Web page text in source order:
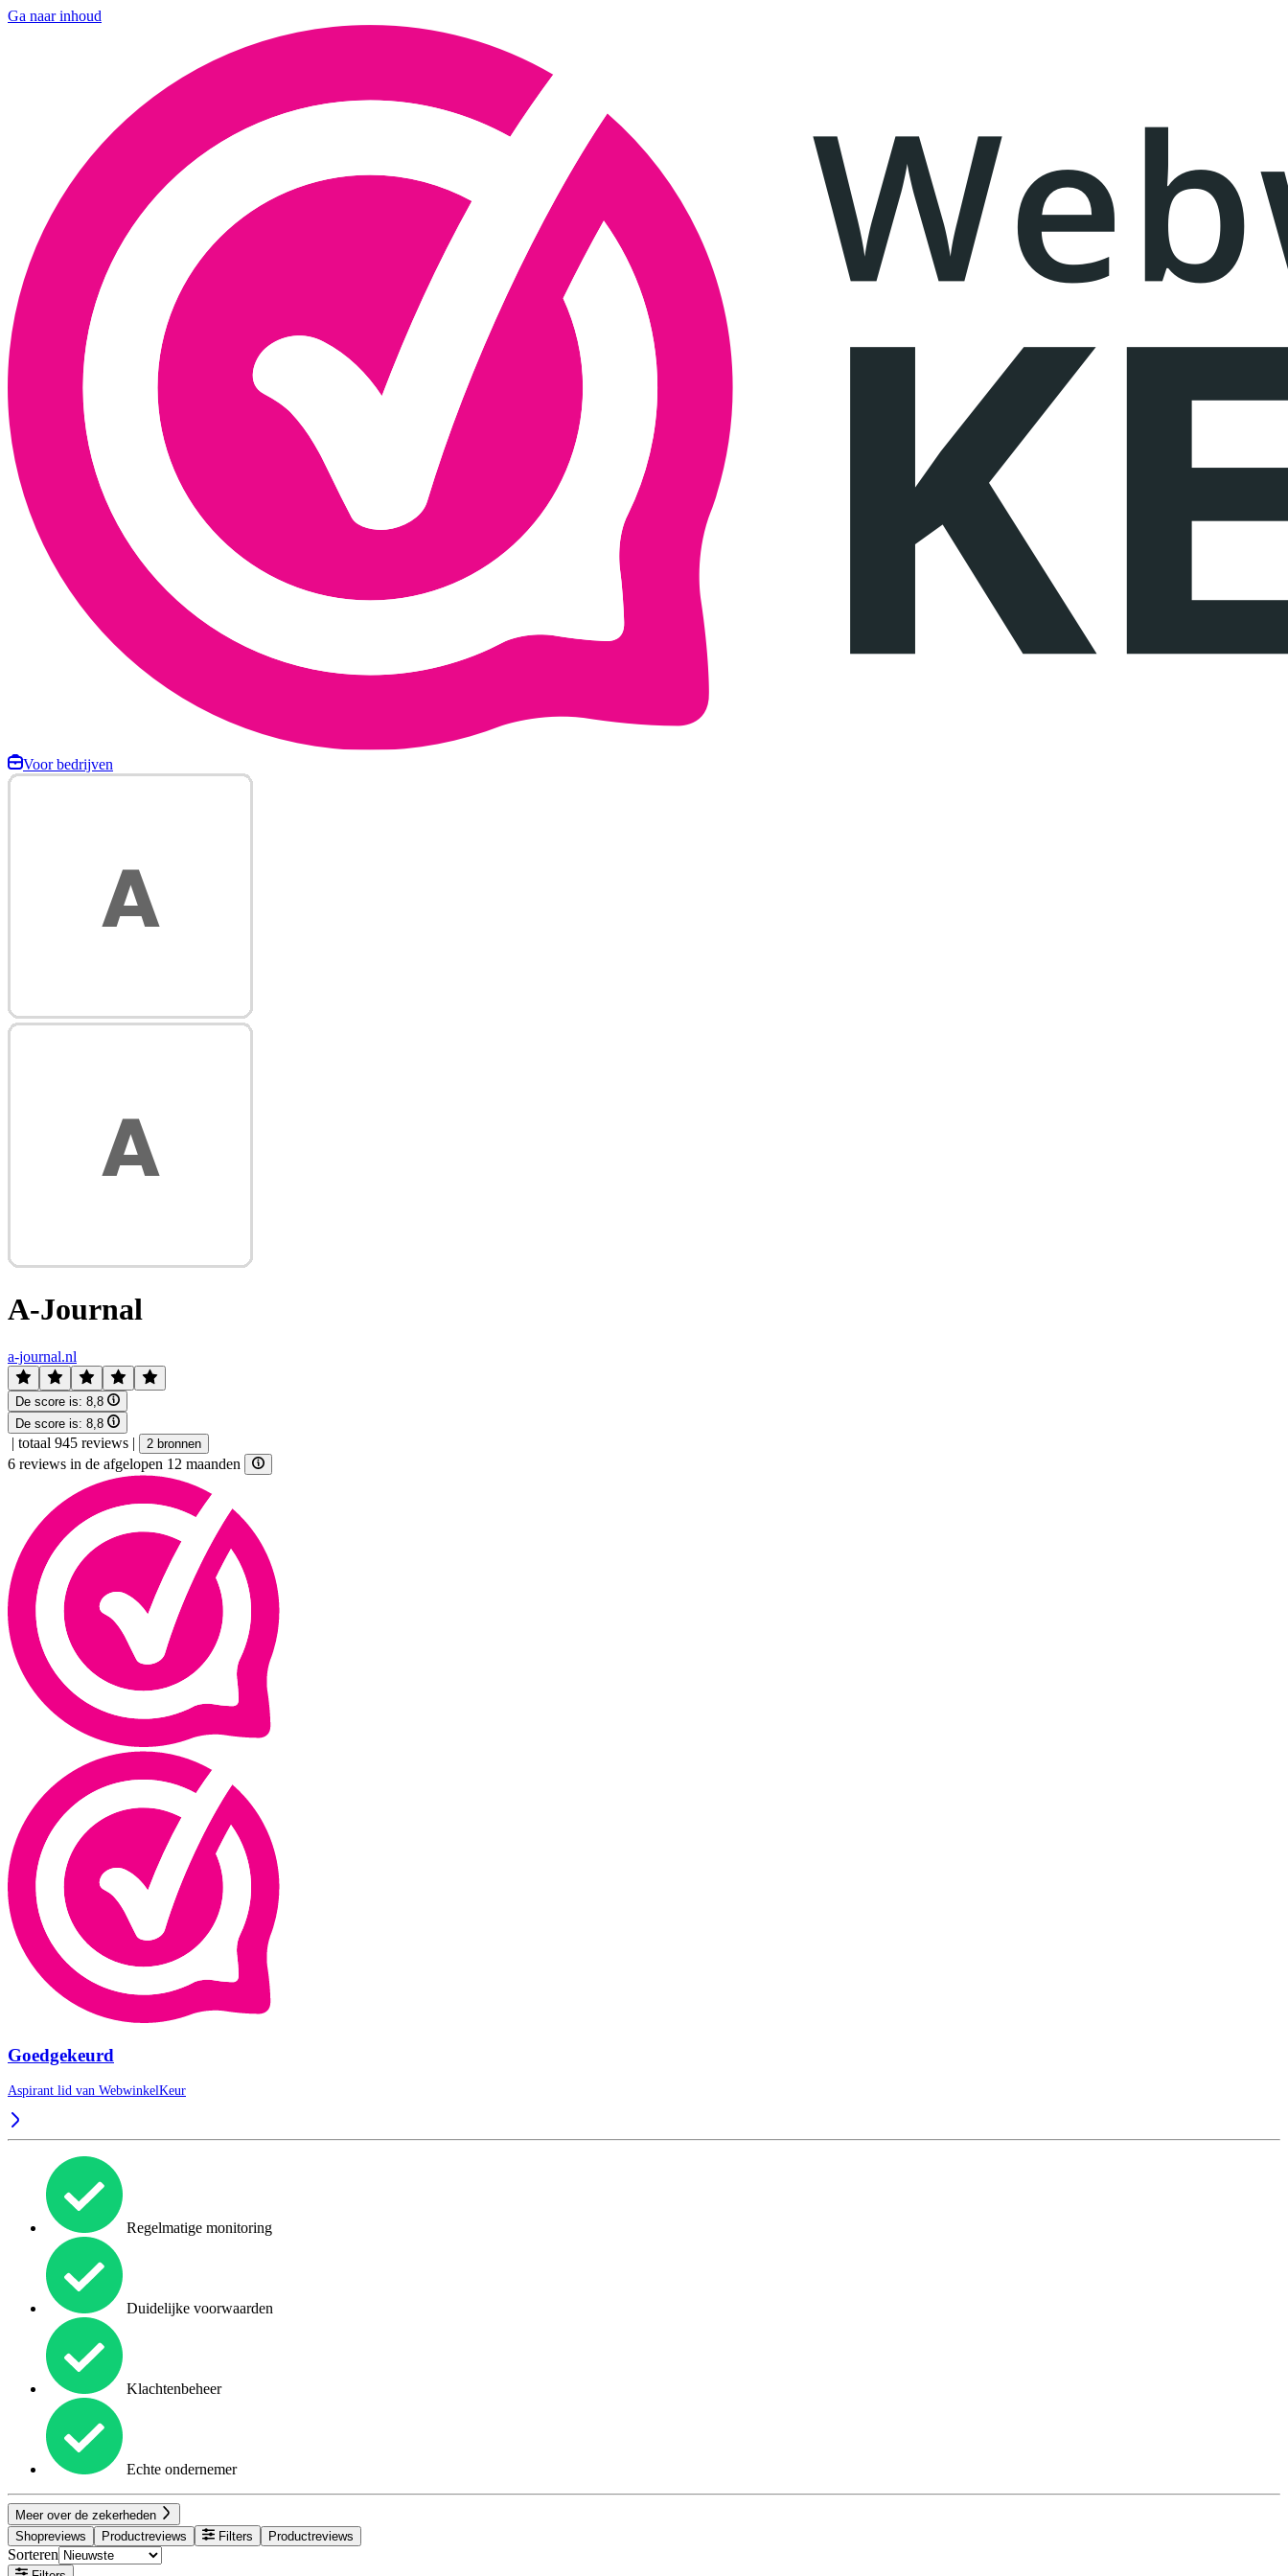
Ga naar inhoud
Voor bedrijven
A-Journal
a-journal.nl
De score is: 8,8
De score is: 8,8
| totaal 945 reviews | 2 bronnen
6 reviews in de afgelopen 12 maanden
Goedgekeurd
Aspirant lid van WebwinkelKeur
Regelmatige monitoring
Duidelijke voorwaarden
Klachtenbeheer
Echte ondernemer
Meer over de zekerheden
Shopreviews
Productreviews Filters Productreviews
Sorteren